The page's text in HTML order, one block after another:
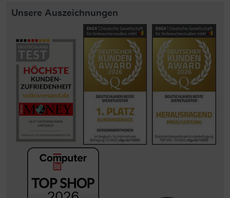
Unsere Auszeichnungen